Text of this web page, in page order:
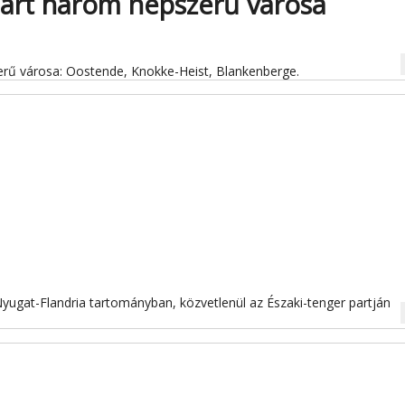
városa: Oostende, Knokke-Heist, Blankenberge.
Flandria tartományban, közvetlenül az Északi-tenger partján